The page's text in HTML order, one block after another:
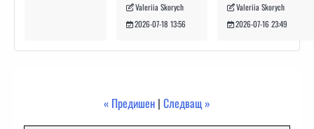
Valeriia Skorych
2026-07-18 13:56
Valeriia Skorych
2026-07-16 23:49
« Предишен | Следващ »